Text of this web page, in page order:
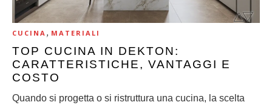
CUCINA , MATERIALI
TOP CUCINA IN DEKTON:
CARATTERISTICHE, VANTAGGI E
COSTO
Quando si progetta o si ristruttura una cucina, la scelta